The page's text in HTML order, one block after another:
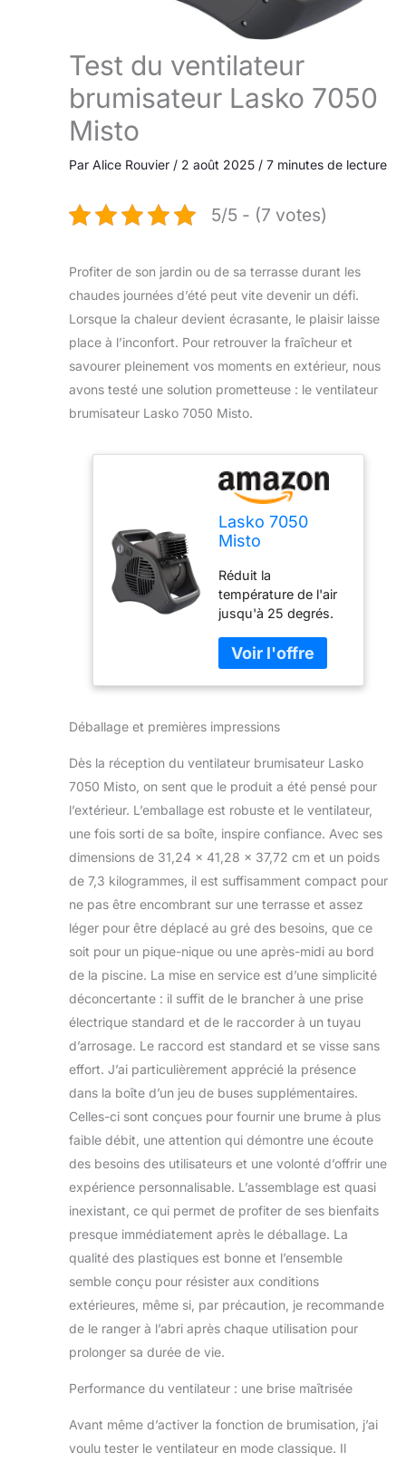
Test du ventilateur
brumisateur Lasko 7050
Misto
Par Alice Rouvier / 2 août 2025 / 7 minutes de lecture
5/5 - (7 votes)
Profiter de son jardin ou de sa terrasse durant les
chaudes journées d’été peut vite devenir un défi.
Lorsque la chaleur devient écrasante, le plaisir laisse
place à l’inconfort. Pour retrouver la fraîcheur et
savourer pleinement vos moments en extérieur, nous
avons testé une solution prometteuse : le ventilateur
brumisateur Lasko 7050 Misto.
Lasko 7050
Misto
brumisation
d'extérieur avec
des ventilateurs
de
refroidissement,
idéal pour le
camping, les
pique-niques, et
Réduit la
température de l'air
jusqu'à 25 degrés.
niques, terrasses, tri
et projets de
bricolage. Pivote à
diriger le flux de
automatiques créent
un large balayage.
Trois vitesses de
Finition : noir.
Déballage et premières impressions
Dès la réception du ventilateur brumisateur Lasko
7050 Misto, on sent que le produit a été pensé pour
l’extérieur. L’emballage est robuste et le ventilateur,
une fois sorti de sa boîte, inspire confiance. Avec ses
dimensions de 31,24 x 41,28 x 37,72 cm et un poids
de 7,3 kilogrammes, il est suffisamment compact pour
ne pas être encombrant sur une terrasse et assez
léger pour être déplacé au gré des besoins, que ce
soit pour un pique-nique ou une après-midi au bord
de la piscine. La mise en service est d’une simplicité
déconcertante : il suffit de le brancher à une prise
électrique standard et de le raccorder à un tuyau
d’arrosage. Le raccord est standard et se visse sans
effort. J’ai particulièrement apprécié la présence
dans la boîte d’un jeu de buses supplémentaires.
Celles-ci sont conçues pour fournir une brume à plus
faible débit, une attention qui démontre une écoute
des besoins des utilisateurs et une volonté d’offrir une
expérience personnalisable. L’assemblage est quasi
inexistant, ce qui permet de profiter de ses bienfaits
presque immédiatement après le déballage. La
qualité des plastiques est bonne et l’ensemble
semble conçu pour résister aux conditions
extérieures, même si, par précaution, je recommande
de le ranger à l’abri après chaque utilisation pour
prolonger sa durée de vie.
Performance du ventilateur : une brise maîtrisée
Avant même d’activer la fonction de brumisation, j’ai
voulu tester le ventilateur en mode classique. Il